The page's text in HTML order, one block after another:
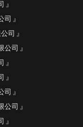
司
司
公司
司
公司